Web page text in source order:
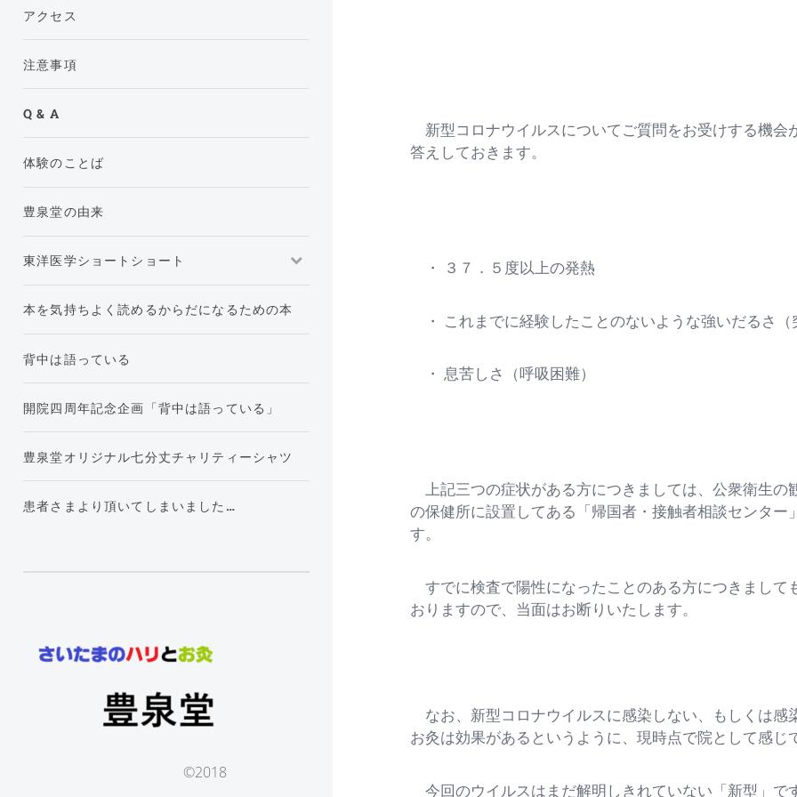
新型コロナウイルスについてご質問をお受けする機
答えしておきます。
・ ３７．５度以上の発熱
・ これまでに経験したことのないような強いだるさ
・ 息苦しさ（呼吸困難）
上記三つの症状がある方につきましては、公衆衛生
の保健所に設置してある「帰国者・接触者相談センタ
す。
すでに検査で陽性になったことのある方につきまし
おりますので、当面はお断りいたします。
なお、新型コロナウイルスに感染しない、もしくは
お灸は効果があるというように、現時点で院として感
今回のウイルスはまだ解明しきれていない「新型」
アクセス
注意事項
Q & A
体験のことば
豊泉堂の由来
東洋医学ショートショート
本を気持ちよく読めるからだになるための本
背中は語っている
開院四周年記念企画「背中は語っている」
豊泉堂オリジナル七分丈チャリティーシャツ
患者さまより頂いてしまいました…
©2018